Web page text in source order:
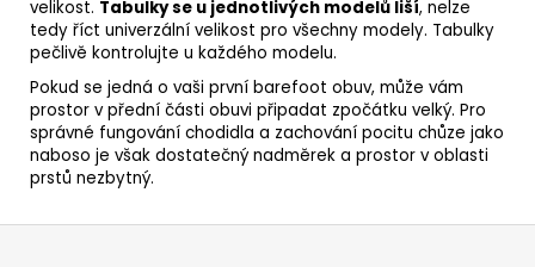
velikost. Tabulky se u jednotlivých modelů liší, nelze
tedy říct univerzální velikost pro všechny modely. Tabulky
pečlivě kontrolujte u každého modelu.
Pokud se jedná o vaši první barefoot obuv, může vám
prostor v přední části obuvi připadat zpočátku velký. Pro
správné fungování chodidla a zachování pocitu chůze jako
naboso je však dostatečný nadměrek a prostor v oblasti
prstů nezbytný.
Z